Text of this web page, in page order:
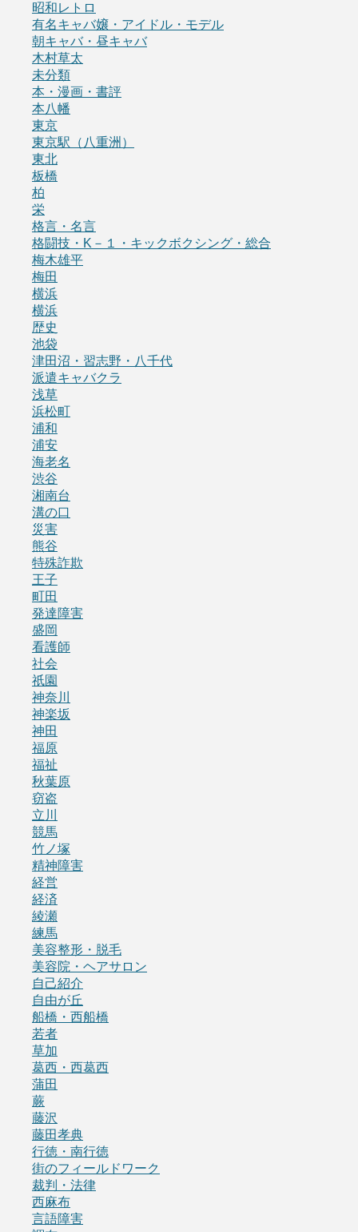
昭和レトロ
有名キャバ嬢・アイドル・モデル
朝キャバ・昼キャバ
木村草太
未分類
本・漫画・書評
本八幡
東京
東京駅（八重洲）
東北
板橋
柏
栄
格言・名言
格闘技・K－１・キックボクシング・総合
梅木雄平
梅田
横浜
横浜
歴史
池袋
津田沼・習志野・八千代
派遣キャバクラ
浅草
浜松町
浦和
浦安
海老名
渋谷
湘南台
溝の口
災害
熊谷
特殊詐欺
王子
町田
発達障害
盛岡
看護師
社会
祇園
神奈川
神楽坂
神田
福原
福祉
秋葉原
窃盗
立川
競馬
竹ノ塚
精神障害
経営
経済
綾瀬
練馬
美容整形・脱毛
美容院・ヘアサロン
自己紹介
自由が丘
船橋・西船橋
若者
草加
葛西・西葛西
蒲田
蕨
藤沢
藤田孝典
行徳・南行徳
街のフィールドワーク
裁判・法律
西麻布
言語障害